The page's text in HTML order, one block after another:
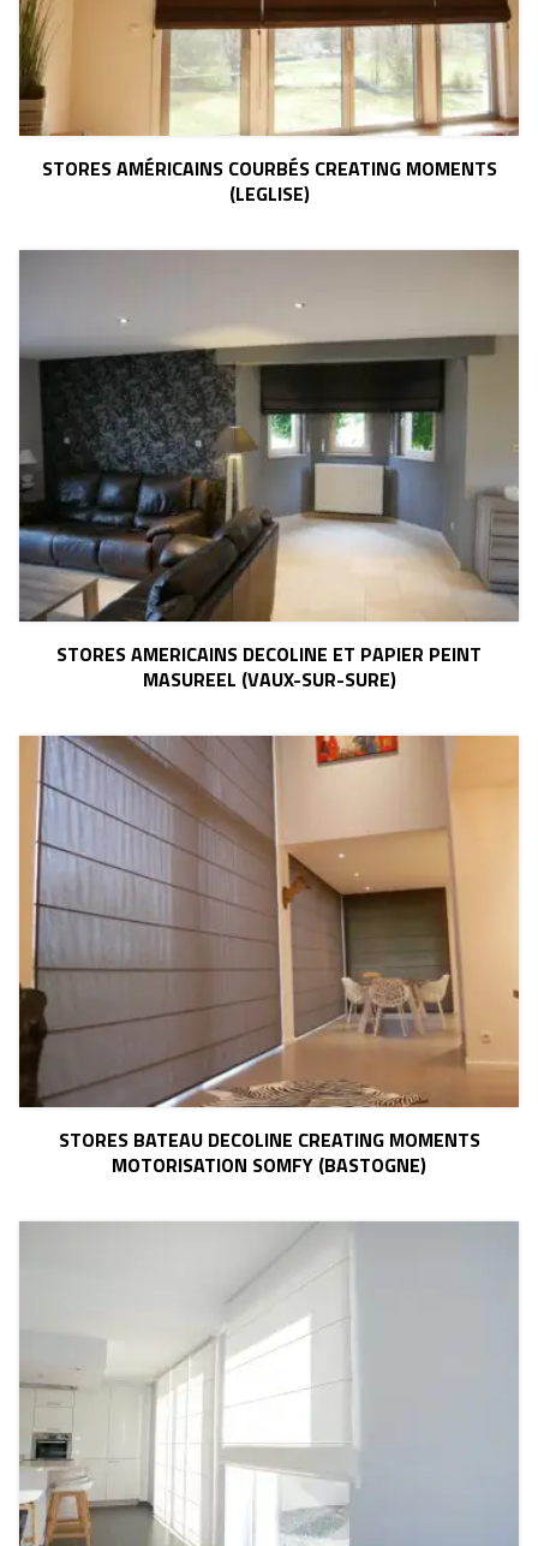
STORES AMÉRICAINS COURBÉS CREATING MOMENTS
(LEGLISE)
STORES AMERICAINS DECOLINE ET PAPIER PEINT
MASUREEL (VAUX-SUR-SURE)
STORES BATEAU DECOLINE CREATING MOMENTS
MOTORISATION SOMFY (BASTOGNE)